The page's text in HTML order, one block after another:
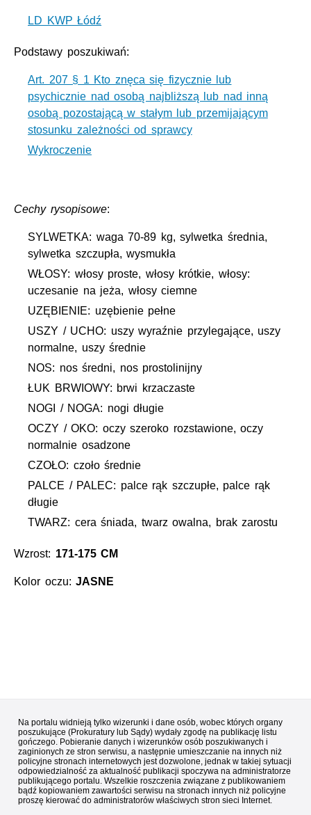
LD KWP Łódź
Podstawy poszukiwań:
Art. 207 § 1 Kto znęca się fizycznie lub
psychicznie nad osobą najbliższą lub nad inną
osobą pozostającą w stałym lub przemijającym
stosunku zależności od sprawcy
Wykroczenie
Cechy rysopisowe:
SYLWETKA: waga 70-89 kg, sylwetka średnia,
sylwetka szczupła, wysmukła
WŁOSY: włosy proste, włosy krótkie, włosy:
uczesanie na jeża, włosy ciemne
UZĘBIENIE: uzębienie pełne
USZY / UCHO: uszy wyraźnie przylegające, uszy
normalne, uszy średnie
NOS: nos średni, nos prostolinijny
ŁUK BRWIOWY: brwi krzaczaste
NOGI / NOGA: nogi długie
OCZY / OKO: oczy szeroko rozstawione, oczy
normalnie osadzone
CZOŁO: czoło średnie
PALCE / PALEC: palce rąk szczupłe, palce rąk
długie
TWARZ: cera śniada, twarz owalna, brak zarostu
Wzrost: 171-175 CM
Kolor oczu:JASNE
Na portalu widnieją tylko wizerunki i dane osób, wobec których organy
poszukujące (Prokuratury lub Sądy) wydały zgodę na publikację listu
gończego. Pobieranie danych i wizerunków osób poszukiwanych i
zaginionych ze stron serwisu, a następnie umieszczanie na innych niż
policyjne stronach internetowych jest dozwolone, jednak w takiej sytuacji
odpowiedzialność za aktualność publikacji spoczywa na administratorze
publikującego portalu. Wszelkie roszczenia związane z publikowaniem
bądź kopiowaniem zawartości serwisu na stronach innych niż policyjne
proszę kierować do administratorów właściwych stron sieci Internet.